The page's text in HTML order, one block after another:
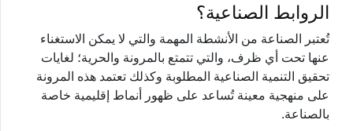
الروابط الصناعية؟
تُعتبر الصناعة من الأنشطة المهمة والتي لا يمكن الاستغناء
عنها تحت أي ظرف، والتي تتمتع بالمرونة والحرية؛ لغايات
تحقيق التنمية الصناعية المطلوبة وكذلك تعتمد هذه المرونة
على منهجية معينة تُساعد على ظهور أنماط إقليمية خاصة
بالصناعة.